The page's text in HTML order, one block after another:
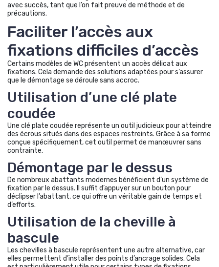
avec succès, tant que l’on fait preuve de méthode et de
précautions.
Faciliter l’accès aux
fixations difficiles d’accès
Certains modèles de WC présentent un accès délicat aux
fixations. Cela demande des solutions adaptées pour s’assurer
que le démontage se déroule sans accroc.
Utilisation d’une clé plate
coudée
Une clé plate coudée représente un outil judicieux pour atteindre
des écrous situés dans des espaces restreints. Grâce à sa forme
conçue spécifiquement, cet outil permet de manœuvrer sans
contrainte.
Démontage par le dessus
De nombreux abattants modernes bénéficient d’un système de
fixation par le dessus. Il suffit d’appuyer sur un bouton pour
déclipser l’abattant, ce qui offre un véritable gain de temps et
d’efforts.
Utilisation de la cheville à
bascule
Les chevilles à bascule représentent une autre alternative, car
elles permettent d’installer des points d’ancrage solides. Cela